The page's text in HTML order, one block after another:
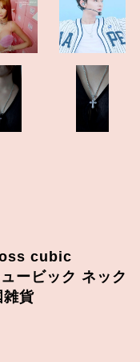
cubic
ービック ネック
雑貨